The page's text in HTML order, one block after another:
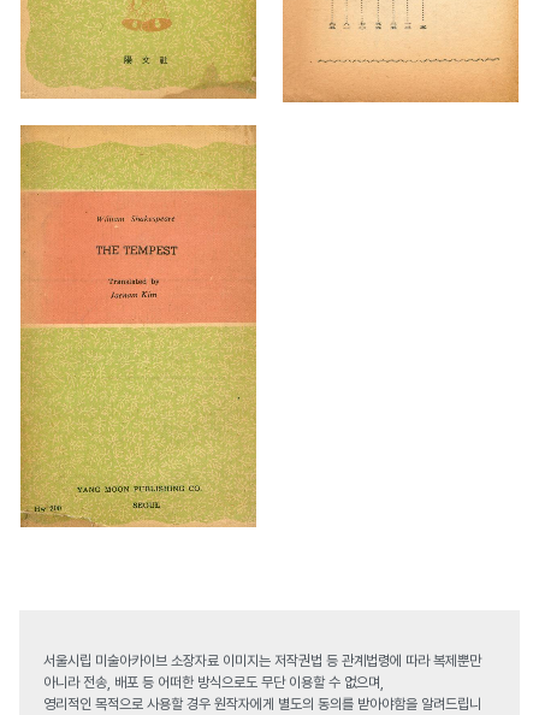
서울시립 미술아카이브 소장자료 이미지는 저작권법 등 관계법령에 따라 복제뿐만
아니라 전송, 배포 등 어떠한 방식으로도 무단 이용할 수 없으며,
영리적인 목적으로 사용할 경우 원작자에게 별도의 동의를 받아야함을 알려드립니